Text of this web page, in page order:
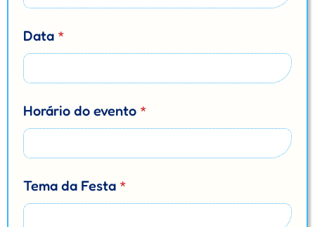
s
r
á
e
v
e
t
Data *
Horário do evento *
Tema da Festa *